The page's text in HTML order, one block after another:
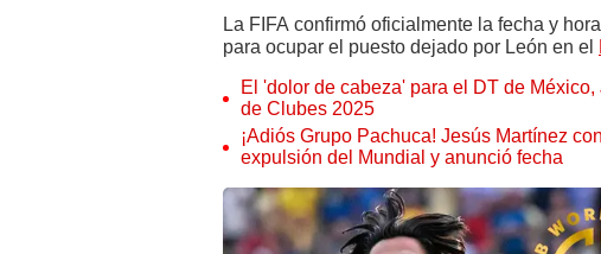
La FIFA confirmó oficialmente la fecha y
para ocupar el puesto dejado por León en el
El 'dolor de cabeza' para el DT de
de Clubes 2025
¡Adiós Grupo Pachuca! Jesús Martínez
expulsión del Mundial y anunció fecha